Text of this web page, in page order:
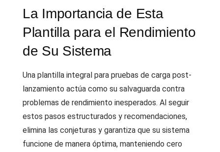
La Importancia de Esta
Plantilla para el Rendimiento
de Su Sistema
Una plantilla integral para pruebas de carga post-
lanzamiento actúa como su salvaguarda contra
problemas de rendimiento inesperados. Al seguir
estos pasos estructurados y recomendaciones,
elimina las conjeturas y garantiza que su sistema
funcione de manera óptima, manteniendo cero